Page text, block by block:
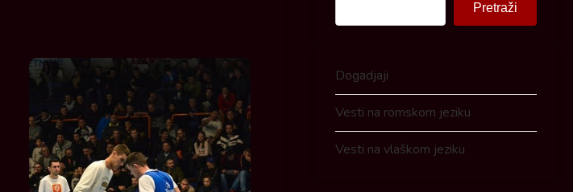
Pretraži
Dogadjaji
Vesti na romskom jeziku
Vesti na vlaškom jeziku